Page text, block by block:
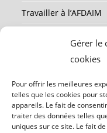
Gérer le
cookies
Pour offrir les meilleures
telles que les cookies pour
appareils. Le fait de
traiter des données telles
uniques sur ce site. Le fait
Travailler à l’AFDAIM
Mentions légales
Contact